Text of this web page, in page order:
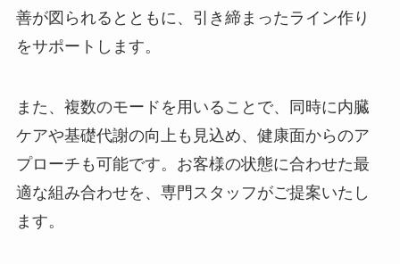
善が図られるとともに、引き締まったライン作り
をサポートします。
また、複数のモードを用いることで、同時に内臓
ケアや基礎代謝の向上も見込め、健康面からのア
プローチも可能です。お客様の状態に合わせた最
適な組み合わせを、専門スタッフがご提案いたし
ます。